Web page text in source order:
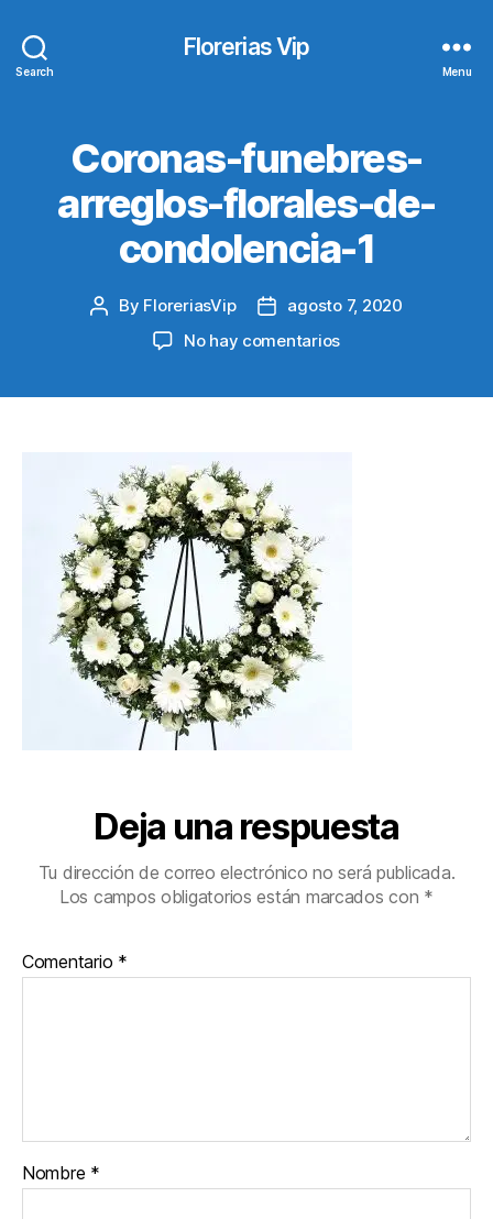
Search
Florerias Vip
Menu
Coronas-funebres-
arreglos-florales-de-
condolencia-1
Post
By FloreriasVip
Post
date
agosto 7, 2020
No hay comentariosen
Deja una respuesta
Tu dirección de correo electrónico no será publicada.
Los campos obligatorios están marcados con *
Comentario *
Nombre *